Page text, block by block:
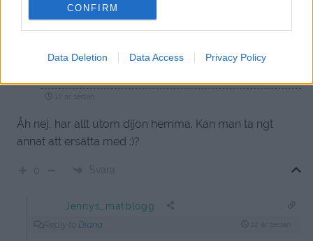
CONFIRM
Data Deletion Data Access Privacy Policy
de inte sett mat tidigare……
Åh nej, har allt utom dijon hemma. Kan man ta ngt
annat att ersätta med :)?
Svara
Jennys_matblogg
Diana